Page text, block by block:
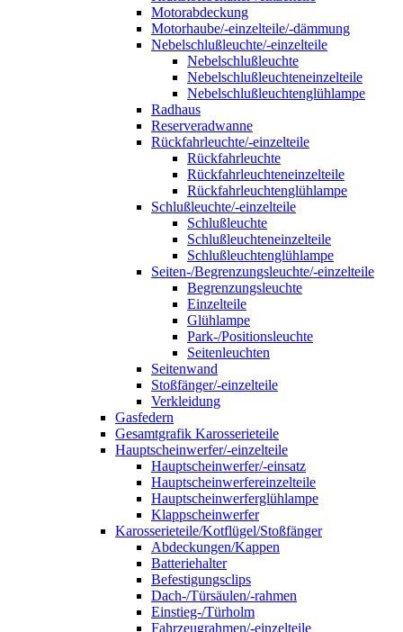
Motorabdeckung
Motorhaube/-einzelteile/-dämmung
Nebelschlußleuchte/-einzelteile
Nebelschlußleuchte
Nebelschlußleuchteneinzelteile
Nebelschlußleuchtenglühlampe
Radhaus
Reserveradwanne
Rückfahrleuchte/-einzelteile
Rückfahrleuchte
Rückfahrleuchteneinzelteile
Rückfahrleuchtenglühlampe
Schlußleuchte/-einzelteile
Schlußleuchte
Schlußleuchteneinzelteile
Schlußleuchtenglühlampe
Seiten-/Begrenzungsleuchte/-einzelteile
Begrenzungsleuchte
Einzelteile
Glühlampe
Park-/Positionsleuchte
Seitenleuchten
Seitenwand
Stoßfänger/-einzelteile
Verkleidung
Gasfedern
Gesamtgrafik Karosserieteile
Hauptscheinwerfer/-einzelteile
Hauptscheinwerfer/-einsatz
Hauptscheinwerfereinzelteile
Hauptscheinwerferglühlampe
Klappscheinwerfer
Karosserieteile/Kotflügel/Stoßfänger
Abdeckungen/Kappen
Batteriehalter
Befestigungsclips
Dach-/Türsäulen/-rahmen
Einstieg-/Türholm
Fahrzeugrahmen/-einzelteile